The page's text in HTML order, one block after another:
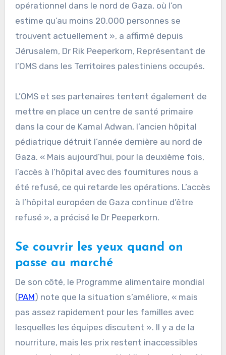
opérationnel dans le nord de Gaza, où l’on
estime qu’au moins 20.000 personnes se
trouvent actuellement », a affirmé depuis
Jérusalem, Dr Rik Peeperkorn, Représentant de
l’OMS dans les Territoires palestiniens occupés.
L’OMS et ses partenaires tentent également de
mettre en place un centre de santé primaire
dans la cour de Kamal Adwan, l’ancien hôpital
pédiatrique détruit l’année dernière au nord de
Gaza. « Mais aujourd’hui, pour la deuxième fois,
l’accès à l’hôpital avec des fournitures nous a
été refusé, ce qui retarde les opérations. L’accès
à l’hôpital européen de Gaza continue d’être
refusé », a précisé le Dr Peeperkorn.
Se couvrir les yeux quand on
passe au marché
De son côté, le Programme alimentaire mondial
(PAM) note que la situation s’améliore, « mais
pas assez rapidement pour les familles avec
lesquelles les équipes discutent ». Il y a de la
nourriture, mais les prix restent inaccessibles